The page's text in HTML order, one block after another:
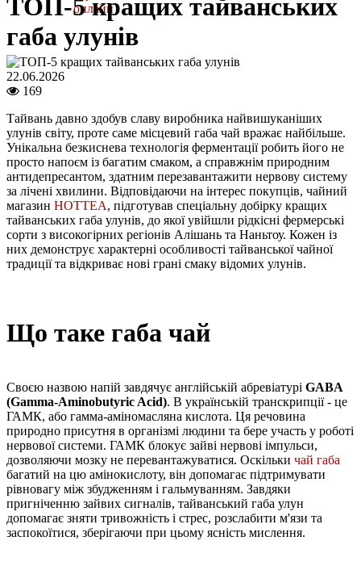
онлайн
ТОП-5 кращих тайванських
габа улунів
22.06.2026
169
Тайвань давно здобув славу виробника найвишуканіших
улунів світу, проте саме місцевий габа чай вражає найбільше.
Унікальна безкиснева технологія ферментації робить його не
просто напоєм із багатим смаком, а справжнім природним
антидепресантом, здатним перезавантажити нервову систему
за лічені хвилини. Відповідаючи на інтерес покупців, чайний
магазин HOTTEA, підготував спеціальну добірку кращих
тайванських габа улунів, до якої увійшли рідкісні фермерські
сорти з високогірних регіонів Алішань та Наньтоу. Кожен із
них демонструє характерні особливості тайванської чайної
традиції та відкриває нові грані смаку відомих улунів.
Що таке габа чай
Своєю назвою напій завдячує англійській абревіатурі GABA
(Gamma-Aminobutyric Acid). В українській транскрипції - це
ГАМК, або гамма-аміномасляна кислота. Ця речовина
природно присутня в організмі людини та бере участь у роботі
нервової системи. ГАМК блокує зайві нервові імпульси,
дозволяючи мозку не перевантажуватися. Оскільки чай габа
багатий на цю амінокислоту, він допомагає підтримувати
рівновагу між збудженням і гальмуванням. Завдяки
пригніченню зайвих сигналів, тайванський габа улун
допомагає зняти тривожність і стрес, розслабити м'язи та
заспокоїтися, зберігаючи при цьому ясність мислення.